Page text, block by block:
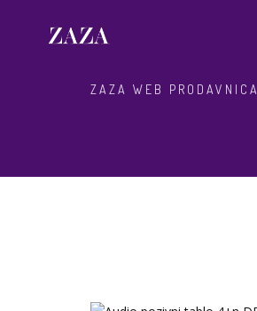
ZAZA WEB PRODAVNICA